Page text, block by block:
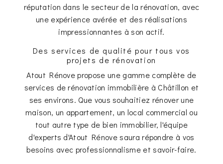
réputation dans le secteur de la rénovation, avec
une expérience avérée et des réalisations
impressionnantes à son actif.
Des services de qualité pour tous vos
projets de rénovation
Atout Rénove propose une gamme complète de
services de rénovation immobilière à Châtillon et
ses environs. Que vous souhaitiez rénover une
maison, un appartement, un local commercial ou
tout autre type de bien immobilier, l'équipe
d'experts d'Atout Rénove saura répondre à vos
besoins avec professionnalisme et savoir-faire.